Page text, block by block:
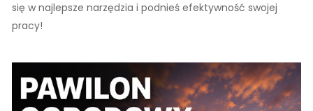
się w najlepsze narzędzia i podnieś efektywność swojej
pracy!